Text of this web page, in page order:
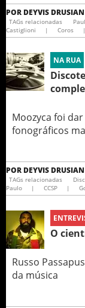
POR DEYVIS DRUSIAN
TAGs relacionadas
Castiglioni
| Coros |
NA RUA
Moozyca foi
fonográficos
POR DEYVIS DRUSIAN
TAGs relacionadas
Paulo
| CCSP |
O
Russo
da música